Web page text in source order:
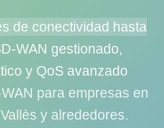
de conectividad hasta
WAN gestionado,
y QoS avanzado
para empresas en
y alrededores.